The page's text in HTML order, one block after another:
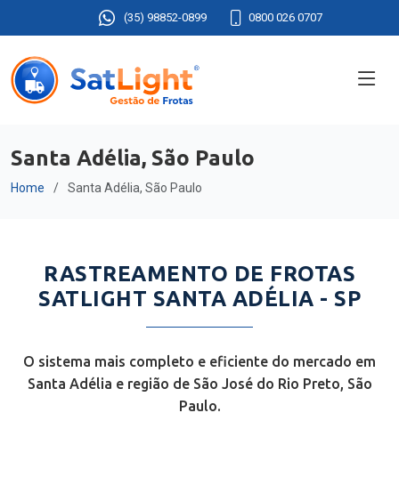
(35) 98852-0899 0800 026 0707
Santa Adélia, São Paulo
Home Santa Adélia, São Paulo
RASTREAMENTO DE FROTAS
SATLIGHT SANTA ADÉLIA - SP
O sistema mais completo e eficiente do mercado em
Santa Adélia e região de São José do Rio Preto, São
Paulo.